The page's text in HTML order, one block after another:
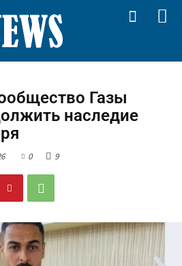
Газы
наследие
0 9